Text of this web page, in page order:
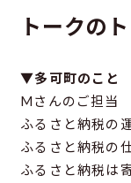
トークの
▼多可町のこと
Mさんのご担当
ふるさと納税の
ふるさと納税の
ふるさと納税は